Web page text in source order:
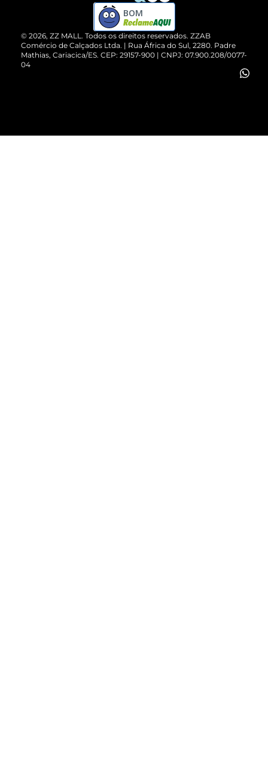
Cartão Presente
Vendas Corporativas
Compre pelo WhatsApp
© 2026, ZZ MALL. Todos os direitos reservados. ZZAB
Comércio de Calçados Ltda. | Rua África do Sul, 2280. Padre
Mathias, Cariacica/ES. CEP: 29157-900 | CNPJ: 07.900.208/0077-
04
BOM